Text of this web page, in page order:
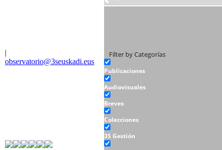
|
observatorio@3seuskadi.eus
Filter by Categorías
Publicaciones
Audiovisuales
Breves
Colecciones
3S Gestión